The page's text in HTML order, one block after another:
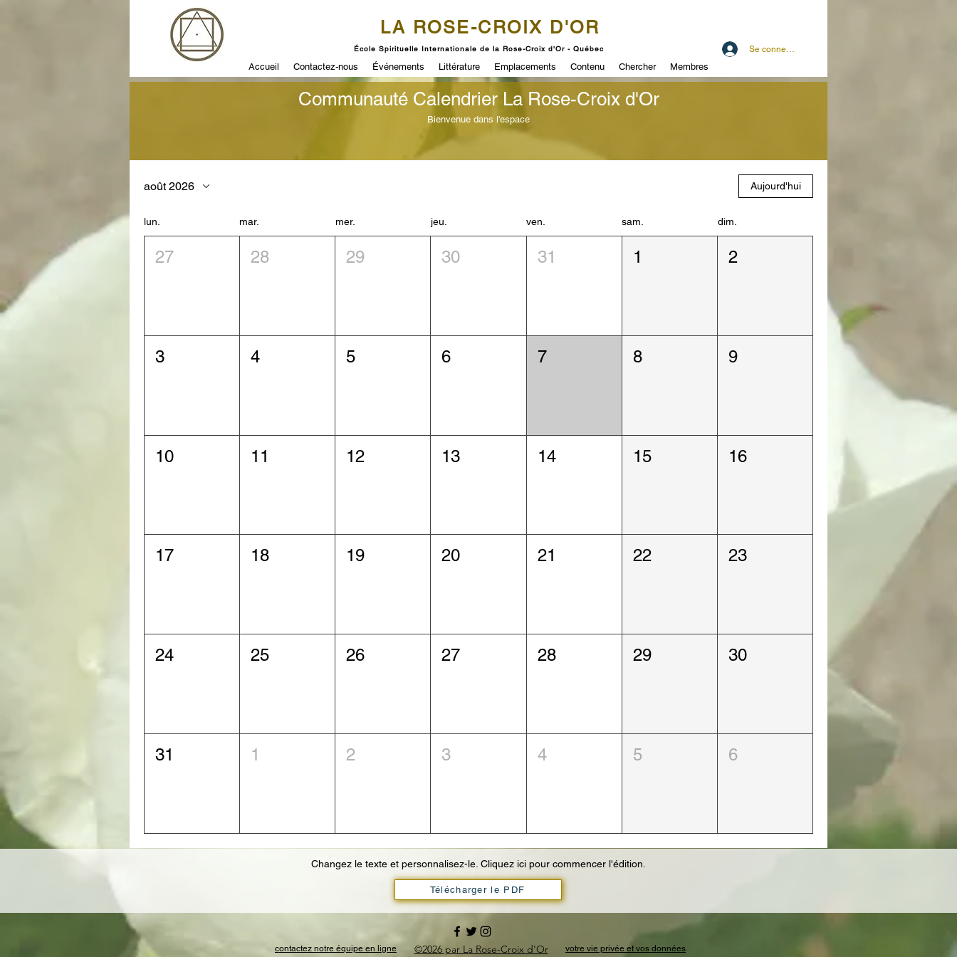
LA ROSE-CROIX D'OR
École Spirituelle Internationale de la Rose-Croix d'Or - Québec Se connecter
Accueil Contactez-nous Événements Littérature Emplacements Contenu Chercher Membres
Communauté Calendrier La Rose-Croix d'Or
Bienvenue dans l'espace
août 2026 Aujourd'hui
lun. mar. mer. jeu. ven. sam. dim.
27 28 29 30 31 1 2
3 4 5 6 7 8 9
10 11 12 13 14 15 16
17 18 19 20 21 22 23
24 25 26 27 28 29 30
31 1 2 3 4 5 6
Changez le texte et personnalisez-le. Cliquez ici pour commencer l'édition.
Télécharger le PDF
contactez notre équipe en ligne ©2026 par La Rose-Croix d'Or votre vie privée et vos données